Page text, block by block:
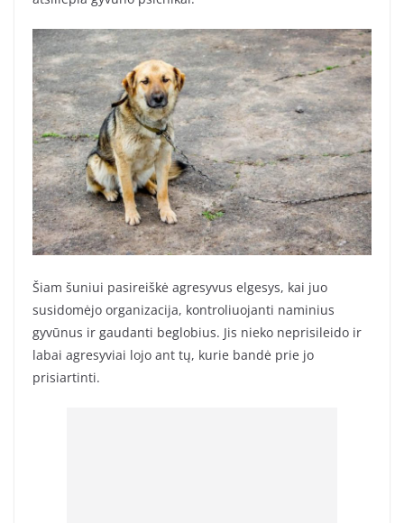
Šiam šuniui pasireiškė agresyvus elgesys, kai juo
susidomėjo organizacija, kontroliuojanti naminius
gyvūnus ir gaudanti beglobius. Jis nieko neprisileido ir
labai agresyviai lojo ant tų, kurie bandė prie jo
prisiartinti.